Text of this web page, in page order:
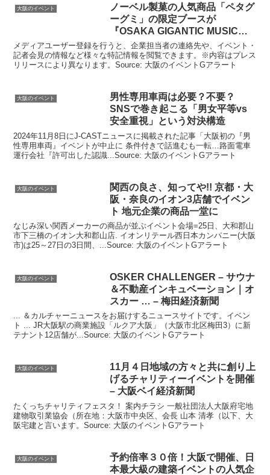
大阪のイベント
ノーベル製菓の人気商品「ペタグ
ーグミ」の限定ブースが
『OSAKA GIGANTIC MUSIC
FESTIVAL …
メディアユーザー登録を行うと、企業担当者の連絡先や、イベント・
記者会見の情報など様々な特記情報を閲覧できます。※内容はプレス
リリースにより異なります。Source: 大阪のイベントGアラート
大阪のイベント
男性専用車両は必要？不要？
SNSで巻き起こる「男女平等vs
安全重視」という対決構造
2024年11月8日にJ-CASTニュースに掲載された記事「大阪初の『男
性専用車両』イベントが中止に 条件付きで話進むも一転…路面電車
運行会社『許可出した認識...Source: 大阪のイベントGアラート
大阪のイベント 関西の良さ、知ってや!! 京都・ 大
阪 ・奈良のイオン3店舗でイベン
ト 地元企業の商品一堂に
なじみ深い関西メーカーの商品が並ぶイベント会場=25日、大和郡山
市下三橋のイオン大和郡山店. イオンリテール西日本カンパニー(大阪
市)は25～27日の3日間、...Source: 大阪のイベントGアラート
大阪のイベント
OSKER CHALLENGER – サウナ
＆不動産インキュベーション｜オ
スカー … – 梅田経済新聞
... ＆カルチャーニュースをお届けするニュースサイトです。イベン
ト ... JR大阪駅の商業施設「ルクア大阪」（大阪市北区梅田3）に新
テナント12店舗が...Source: 大阪のイベントGアラート
大阪のイベント
11月４日地域の方々と共に創り上
げるチャリティーイベント を開催
– 大阪ベイ経済新聞
たくっちチャリティフェスタ！ 案内チラシ 一般社団法人大阪府宅地
建物取引業協会（所在地：大阪市中央区、会長 山本 清孝（以下、大
阪宅建と言います。Source: 大阪のイベントGアラート
大阪のイベント 予約倍率３０倍！ 大阪で開催、日
本最大級の建築イベントの人気企